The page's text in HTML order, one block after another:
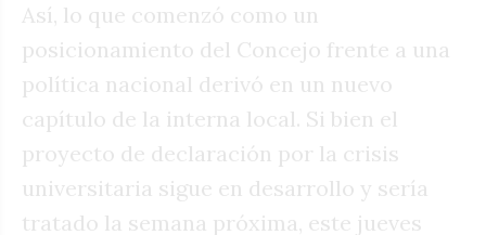
Así, lo que comenzó como un
posicionamiento del Concejo frente a una
política nacional derivó en un nuevo
capítulo de la interna local. Si bien el
proyecto de declaración por la crisis
universitaria sigue en desarrollo y sería
tratado la semana próxima, este jueves